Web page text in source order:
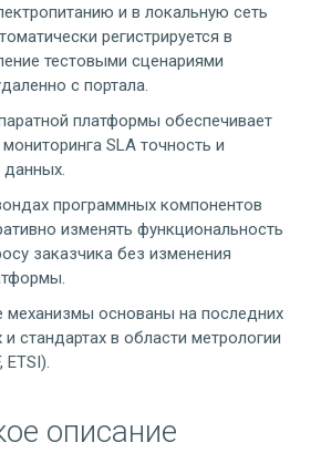
и в локальную сеть
регистрируется в
тестовыми сценариями
с портала.
платформы обеспечивает
SLA точность и
данных.
программных компонентов
изменять функциональность
заказчика без изменения
механизмы основаны на последних
стандартах в области метрологии
ETSI).
описание